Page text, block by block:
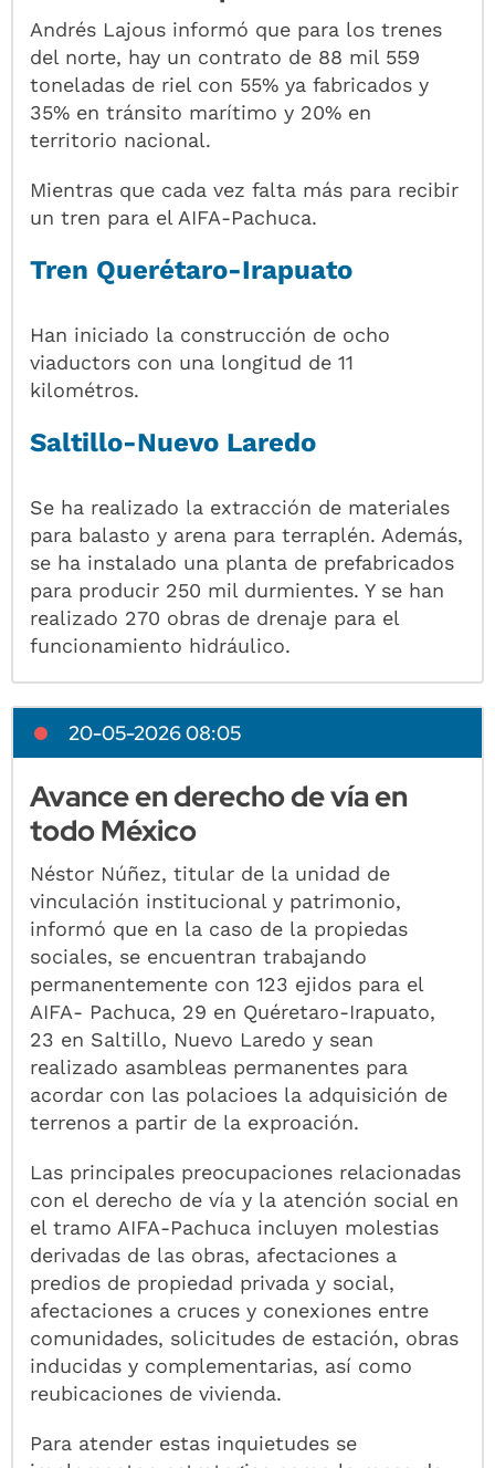
Andrés Lajous informó que para los trenes
del norte, hay un contrato de 88 mil 559
toneladas de riel con 55% ya fabricados y
35% en tránsito marítimo y 20% en
territorio nacional.
Mientras que cada vez falta más para recibir
un tren para el AIFA-Pachuca.
Tren Querétaro-Irapuato
Han iniciado la construcción de ocho
viaductors con una longitud de 11
kilométros.
Saltillo-Nuevo Laredo
Se ha realizado la extracción de materiales
para balasto y arena para terraplén. Además,
se ha instalado una planta de prefabricados
para producir 250 mil durmientes. Y se han
realizado 270 obras de drenaje para el
funcionamiento hidráulico.
20-05-2026 08:05
Avance en derecho de vía en
todo México
Néstor Núñez, titular de la unidad de
vinculación institucional y patrimonio,
informó que en la caso de la propiedas
sociales, se encuentran trabajando
permanentemente con 123 ejidos para el
AIFA- Pachuca, 29 en Quéretaro-Irapuato,
23 en Saltillo, Nuevo Laredo y sean
realizado asambleas permanentes para
acordar con las polacioes la adquisición de
terrenos a partir de la exproación.
Las principales preocupaciones relacionadas
con el derecho de vía y la atención social en
el tramo AIFA-Pachuca incluyen molestias
derivadas de las obras, afectaciones a
predios de propiedad privada y social,
afectaciones a cruces y conexiones entre
comunidades, solicitudes de estación, obras
inducidas y complementarias, así como
reubicaciones de vivienda.
Para atender estas inquietudes se